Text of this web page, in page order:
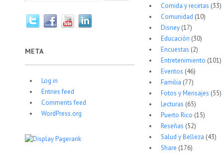
META
Log in
Entries feed
Comments feed
WordPress.org
Comida y recetas (33)
Comunidad (10)
Disney(17)
Educación (30)
Encuestas (2)
Entretenimiento (101)
Eventos (46)
Familia (77)
Fotos y Mensajes (55)
Lecturas (65)
Puerto Rico (15)
Reseñas (52)
Salud y Belleza (43)
Share (176)